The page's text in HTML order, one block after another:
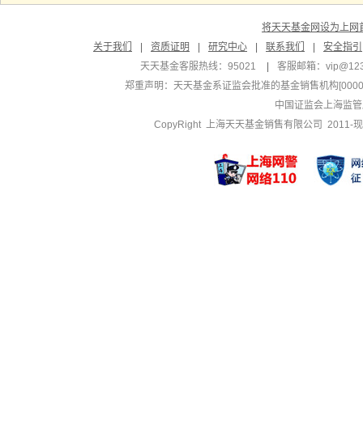
将天天基金网设为上网
关于我们
资质证明 研究中心 联系我们
安全指引
天天基金客服热线：95021
客服邮箱：
郑重声明： 天天基金系证监会批准的基金销售机构
中国证监会上海监
CopyRight 上海天天基金销售有限公司 2011-